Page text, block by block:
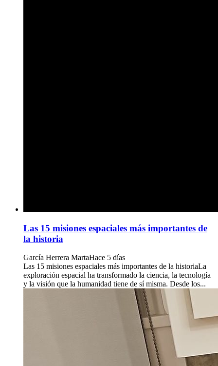
Las 15 misiones espaciales más importantes de
la historia
García Herrera MartaHace 5 días
Las 15 misiones espaciales más importantes de la historiaLa
exploración espacial ha transformado la ciencia, la tecnología
y la visión que la humanidad tiene de sí misma. Desde los...